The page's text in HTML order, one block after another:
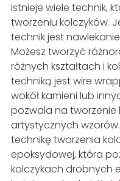
Istnieje wiele technik,
tworzeniu kolczyków.
technik jest
Możesz tworzyć
różnych kształtach i
techniką jest wire
wokół kamieni lub
pozwala na tworzenie
artystycznych
technikę tworzenia
epoksydowej, która
kolczykach drobnych